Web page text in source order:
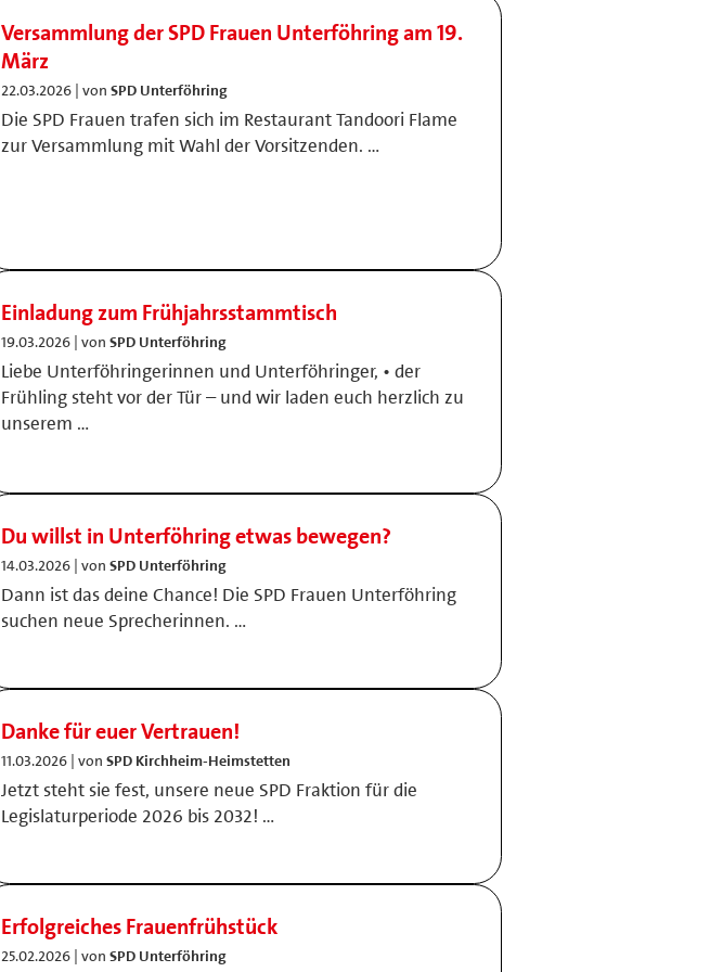
Versammlung der SPD Frauen Unterföhring am 19.
März
22.03.2026 | von SPD Unterföhring
Die SPD Frauen trafen sich im Restaurant Tandoori Flame
zur Versammlung mit Wahl der Vorsitzenden. …
Einladung zum Frühjahrsstammtisch
19.03.2026 | von SPD Unterföhring
Liebe Unterföhringerinnen und Unterföhringer, • der
Frühling steht vor der Tür – und wir laden euch herzlich zu
unserem …
Du willst in Unterföhring etwas bewegen?
14.03.2026 | von SPD Unterföhring
Dann ist das deine Chance! Die SPD Frauen Unterföhring
suchen neue Sprecherinnen. …
Danke für euer Vertrauen!
11.03.2026 | von SPD Kirchheim-Heimstetten
Jetzt steht sie fest, unsere neue SPD Fraktion für die
Legislaturperiode 2026 bis 2032! …
Erfolgreiches Frauenfrühstück
25.02.2026 | von SPD Unterföhring